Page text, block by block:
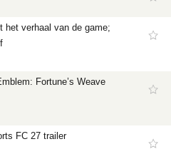
het verhaal van de game;
Fortune’s Weave
FC 27 trailer